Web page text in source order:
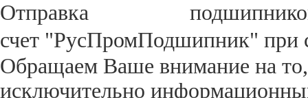
Отправка
счет "РусПромПодшипник" при
Обращаем Ваше внимание на
исключительно